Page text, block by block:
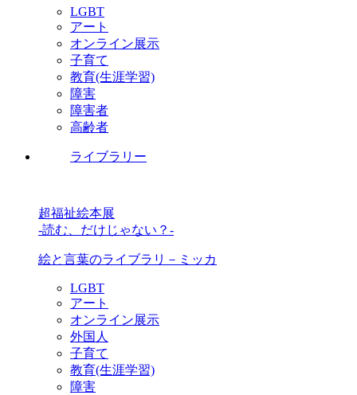
LGBT
アート
オンライン展示
子育て
教育(生涯学習)
障害
障害者
高齢者
ライブラリー
超福祉絵本展
-読む、だけじゃない？-
絵と言葉のライブラリ－ミッカ
LGBT
アート
オンライン展示
外国人
子育て
教育(生涯学習)
障害